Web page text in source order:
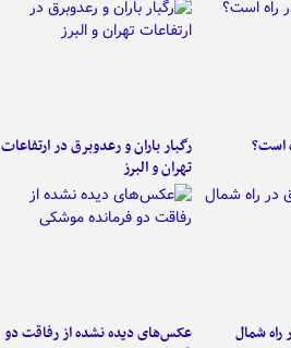
است؟
رگبار باران و رعدوبرق در ارتفاعات
تهران و البرز
راه شمال
عکس‌های دیده نشده از رفاقت دو